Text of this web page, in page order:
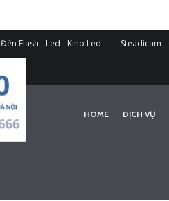
Đèn Flash - Led - Kino Led Steadicam
HOME DỊCH VỤ